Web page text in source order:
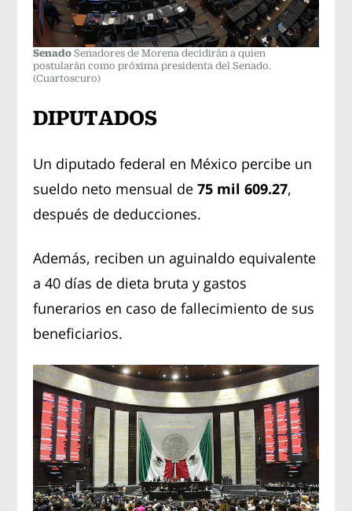
SenadoSenadores de Morena decidirán a quien
postularán como próxima presidenta del Senado.
(Cuartoscuro)
DIPUTADOS
Un diputado federal en México percibe un
sueldo neto mensual de75 mil 609.27,
después de deducciones.
Además, reciben un aguinaldo equivalente
a 40 días de dieta bruta y gastos
funerarios en caso de fallecimiento de sus
beneficiarios.